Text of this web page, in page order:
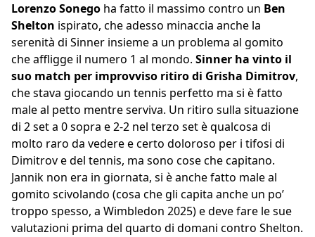
Lorenzo Sonego ha fatto il massimo contro un Ben
Shelton ispirato, che adesso minaccia anche la
serenità di Sinner insieme a un problema al gomito
che affligge il numero 1 al mondo. Sinner ha vinto il
suo match per improvviso ritiro di Grisha Dimitrov,
che stava giocando un tennis perfetto ma si è fatto
male al petto mentre serviva. Un ritiro sulla situazione
di 2 set a 0 sopra e 2-2 nel terzo set è qualcosa di
molto raro da vedere e certo doloroso per i tifosi di
Dimitrov e del tennis, ma sono cose che capitano.
Jannik non era in giornata, si è anche fatto male al
gomito scivolando (cosa che gli capita anche un po’
troppo spesso, a Wimbledon 2025) e deve fare le sue
valutazioni prima del quarto di domani contro Shelton.